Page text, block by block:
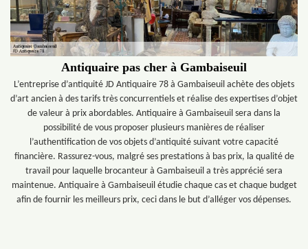
Antiquaire pas cher à Gambaiseuil
L’entreprise d’antiquité JD Antiquaire 78 à Gambaiseuil achète des objets
d’art ancien à des tarifs très concurrentiels et réalise des expertises d’objet
de valeur à prix abordables. Antiquaire à Gambaiseuil sera dans la
possibilité de vous proposer plusieurs manières de réaliser
l’authentification de vos objets d’antiquité suivant votre capacité
financière. Rassurez-vous, malgré ses prestations à bas prix, la qualité de
travail pour laquelle brocanteur à Gambaiseuil a très apprécié sera
maintenue. Antiquaire à Gambaiseuil étudie chaque cas et chaque budget
afin de fournir les meilleurs prix, ceci dans le but d’alléger vos dépenses.